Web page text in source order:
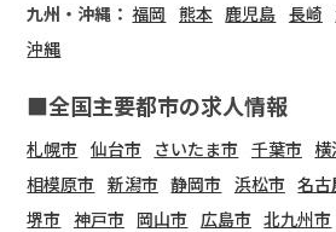
九州・沖縄： 福岡 熊本 鹿児島 長崎
沖縄
■全国主要都市の求人情報
札幌市 仙台市 さいたま市 千葉市 横
相模原市 新潟市 静岡市 浜松市 名古
堺市 神戸市 岡山市 広島市 北九州市